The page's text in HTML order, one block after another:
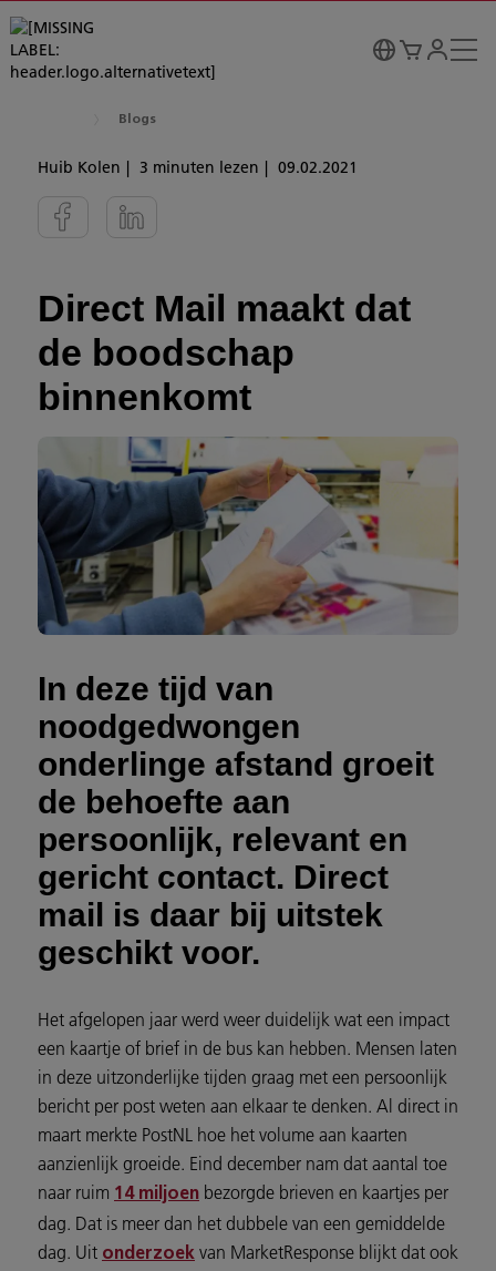
Blogs
Huib Kolen 3 minuten lezen 09.02.2021
Direct Mail maakt dat
de boodschap
binnenkomt
In deze tijd van
noodgedwongen
onderlinge afstand groeit
de behoefte aan
persoonlijk, relevant en
gericht contact. Direct
mail is daar bij uitstek
geschikt voor.
Het afgelopen jaar werd weer duidelijk wat een impact
een kaartje of brief in de bus kan hebben. Mensen laten
in deze uitzonderlijke tijden graag met een persoonlijk
bericht per post weten aan elkaar te denken. Al direct in
maart merkte PostNL hoe het volume aan kaarten
aanzienlijk groeide. Eind december nam dat aantal toe
naar ruim 14 miljoen bezorgde brieven en kaartjes per
dag. Dat is meer dan het dubbele van een gemiddelde
dag. Uit onderzoek van MarketResponse blijkt dat ook